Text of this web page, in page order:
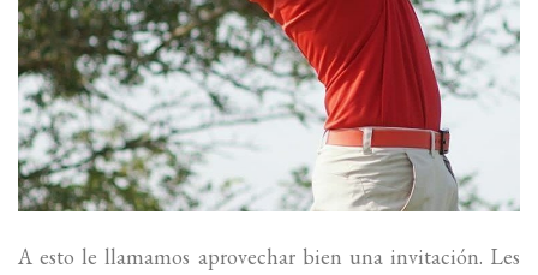
A esto le llamamos aprovechar bien una invitación. Les